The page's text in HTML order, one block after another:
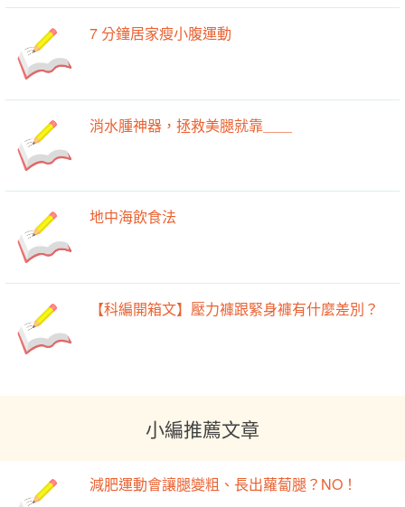
7 分鐘居家瘦小腹運動
消水腫神器，拯救美腿就靠＿＿
地中海飲食法
【科編開箱文】壓力褲跟緊身褲有什麼差別？
小編推薦文章
減肥運動會讓腿變粗、長出蘿蔔腿？NO！